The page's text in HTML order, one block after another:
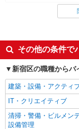
あ
3
同条件 【手当】固定残
制
途
当
時
「
キープ
正社員
LOUNIE（ルーニィ）新
ジ
同じ雇用形態から
同じ特徴から高田馬
未経験歓迎
ボーナス・賞与あり
週1日勤務OK
上場企業・上場企業の
社
その他の条件で
新宿区の職種からバ
建築・設備・アクティ
IT・クリエイティブ
清掃・警備・ビルメン
設備管理